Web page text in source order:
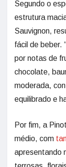
Segundo o
estrutura
Sauvignon,
fácil de beber.
por notas de
chocolate,
moderada,
equilibrado e
Por fim, a
médio, com
apresentando